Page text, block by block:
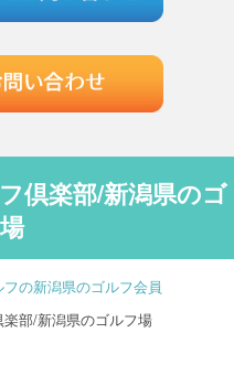
倶楽部/新潟県のゴ
の新潟県のゴルフ会員
部/新潟県のゴルフ場